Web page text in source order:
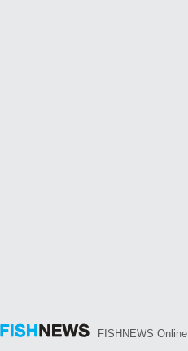
FISHNEWS Online